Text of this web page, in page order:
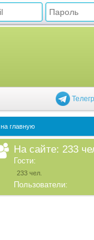
на главную
На сайте: 233
Гости:
233 чел.
Пользователи: